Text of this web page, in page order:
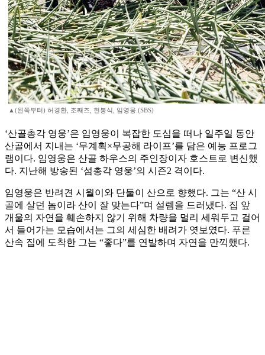
▲(왼쪽부터) 허경환, 조째즈, 현봉식, 임영웅.(SBS)
‘산골총각 영웅’은 임영웅이 복잡한 도심을 떠나 일주일 동안
산골에서 지내는 ‘무계획×무공해 라이프’를 담은 예능 프로그
램이다. 임영웅은 산골 하우스의 주인장이자 호스트로 변신했
다. 지난해 방송된 ‘섬총각 영웅’의 시즌2 격이다.
임영웅은 반려견 시월이와 단둘이 산으로 향했다. 그는 “산 시
골에 살던 놈이라 산이 잘 맞는다”며 설렘을 드러냈다. 집 앞
개울의 자연을 훼손하지 않기 위해 차량을 멀리 세워두고 걸어
서 들어가는 모습에서는 그의 세심한 배려가 엿보였다. 푸른
산속 집에 도착한 그는 “좋다”를 연발하며 자연을 만끽했다.